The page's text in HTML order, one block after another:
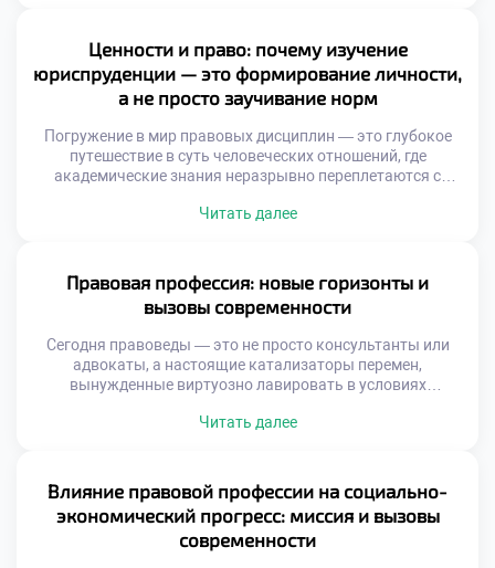
поэтому осознанное обучение в хорошем техникуме
закладывает тот самый несокрушимый фундамент,
который превращает вчерашнего студента […]
Ценности и право: почему изучение
юриспруденции — это формирование личности,
а не просто заучивание норм
Погружение в мир правовых дисциплин — это глубокое
путешествие в суть человеческих отношений, где
академические знания неразрывно переплетаются с
пространстве, среди кодексов и прецедентов,
путь будущих адвокатов, судей и правозащитников.
Именно поэтому осознанное обучение в хорошем
техникуме становится […]
Читать далее
Правовая профессия: новые горизонты и
вызовы современности
Сегодня правоведы — это не просто консультанты или
адвокаты, а настоящие катализаторы перемен,
вынужденные виртуозно лавировать в условиях
распахивает перед ними безграничные карьерные
поэтому осознанное обучение в хорошем техникуме
становится тем самым надежным фундаментом, который
позволяет будущим экспертам […]
Читать далее
Влияние правовой профессии на социально-
экономический прогресс: миссия и вызовы
современности